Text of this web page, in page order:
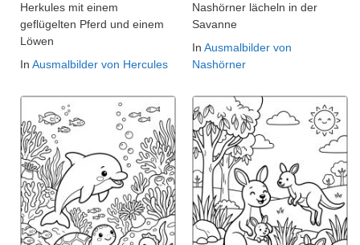
Herkules mit einem
geflügelten Pferd und einem
Löwen
In Ausmalbilder von Hercules
Nashörner lächeln in der
Savanne
In Ausmalbilder von
Nashörner